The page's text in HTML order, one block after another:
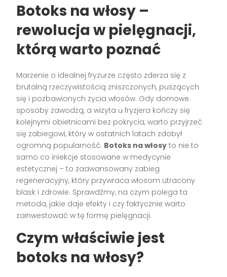
Botoks na włosy –
rewolucja w pielęgnacji,
którą warto poznać
Marzenie o idealnej fryzurze często zderza się z
brutalną rzeczywistością zniszczonych, puszących
się i pozbawionych życia włosów. Gdy domowe
sposoby zawodzą, a wizyta u fryzjera kończy się
kolejnymi obietnicami bez pokrycia, warto przyjrzeć
się zabiegowi, który w ostatnich latach zdobył
ogromną popularność. Botoks na włosy to nie to
samo co iniekcje stosowane w medycynie
estetycznej – to zaawansowany zabieg
regeneracyjny, który przywraca włosom utracony
blask i zdrowie. Sprawdźmy, na czym polega ta
metoda, jakie daje efekty i czy faktycznie warto
zainwestować w tę formę pielęgnacji.
Czym właściwie jest
botoks na włosy?